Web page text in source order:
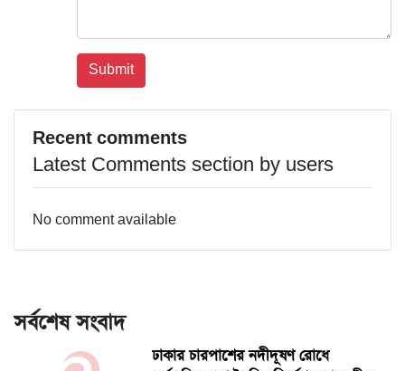
Recent comments
Latest Comments section by users
No comment available
সর্বশেষ সংবাদ
ঢাকার চারপাশের নদীদূষণ রোধে